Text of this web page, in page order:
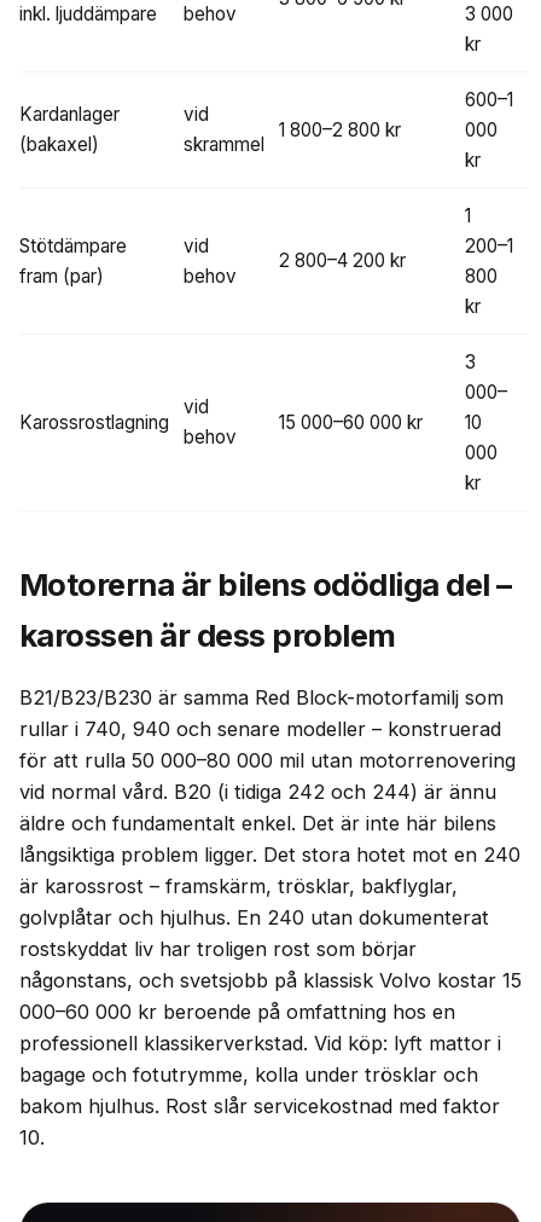
inkl. ljuddämpare behov
3 000
kr
Kardanlager
(bakaxel)
vid
skrammel
1 800–2 800 kr
600–1
000
kr
Stötdämpare
fram (par)
vid
behov
2 800–4 200 kr
1
200–1
800
kr
Karossrostlagning
vid
behov
15 000–60 000 kr
3
000–
10
000
kr
Motorerna är bilens odödliga del –
karossen är dess problem
B21/B23/B230 är samma Red Block-motorfamilj som
rullar i 740, 940 och senare modeller – konstruerad
för att rulla 50 000–80 000 mil utan motorrenovering
vid normal vård. B20 (i tidiga 242 och 244) är ännu
äldre och fundamentalt enkel. Det är inte här bilens
långsiktiga problem ligger. Det stora hotet mot en 240
är karossrost – framskärm, trösklar, bakflyglar,
golvplåtar och hjulhus. En 240 utan dokumenterat
rostskyddat liv har troligen rost som börjar
någonstans, och svetsjobb på klassisk Volvo kostar 15
000–60 000 kr beroende på omfattning hos en
professionell klassikerverkstad. Vid köp: lyft mattor i
bagage och fotutrymme, kolla under trösklar och
bakom hjulhus. Rost slår servicekostnad med faktor
10.